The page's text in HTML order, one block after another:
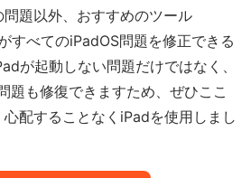
題以外、おすすめのツール
すべてのiPadOS問題を修正できる
が起動しない問題だけではなく、
題も修復できますため、ぜひここ
配することなくiPadを使用しまし